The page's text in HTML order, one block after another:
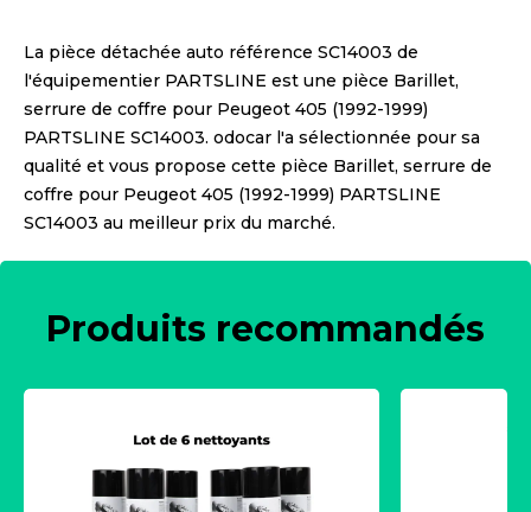
La pièce détachée auto référence SC14003 de
l'équipementier PARTSLINE est une pièce Barillet,
serrure de coffre pour Peugeot 405 (1992-1999)
PARTSLINE SC14003. odocar l'a sélectionnée pour sa
qualité et vous propose cette pièce Barillet, serrure de
coffre pour Peugeot 405 (1992-1999) PARTSLINE
SC14003 au meilleur prix du marché.
Produits recommandés